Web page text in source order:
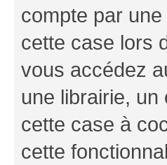
compte par
cette case lors
vous accédez
une librairie,
cette case à
cette